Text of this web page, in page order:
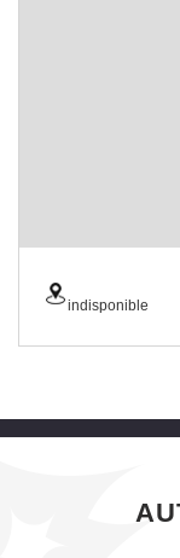
indisponible